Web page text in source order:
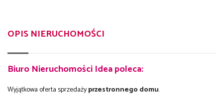
OPIS NIERUCHOMOŚCI
Biuro Nieruchomości Idea poleca:
Wyjątkowa oferta sprzedażyprzestronnego domu.